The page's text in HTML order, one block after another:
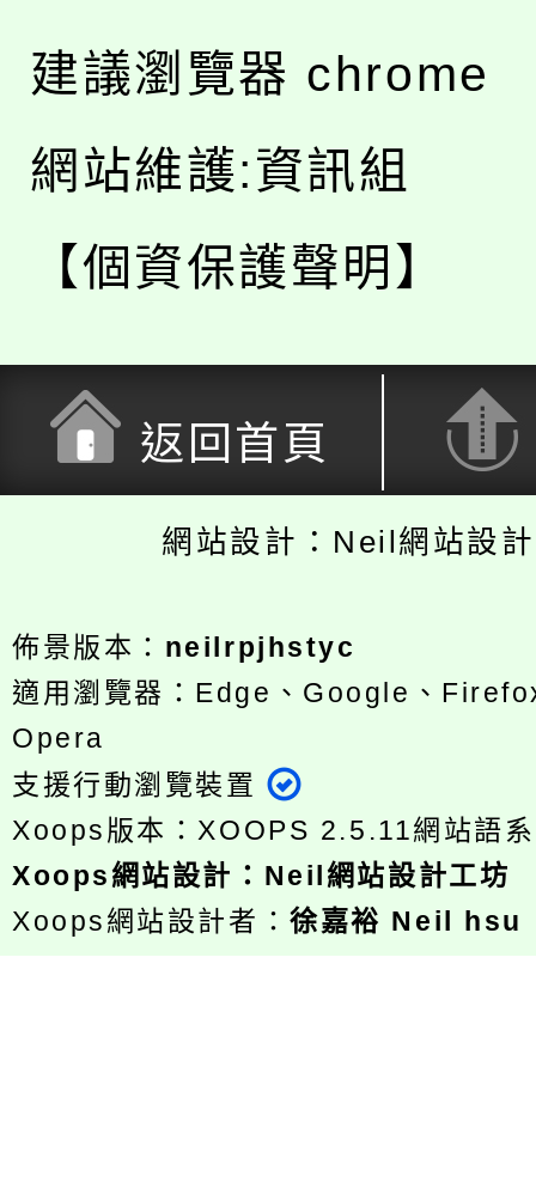
建議瀏覽器 chrome
網站維護:資訊組
【個資保護聲明】
返回首頁
網站設計：Neil網站設
佈景版本： neilrpjhstyc
適用瀏覽器：Edge、Google、
Opera
支援行動瀏覽裝置
Xoops版本： XOOPS 2.5.11網站語
Xoops網站設計 ： Neil網站設計工坊
Xoops網站設計者：徐嘉裕 Neil hsu